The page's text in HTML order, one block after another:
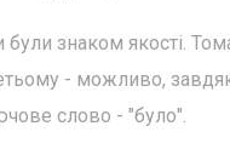
знаком якості.
- можливо,
слово - "було".